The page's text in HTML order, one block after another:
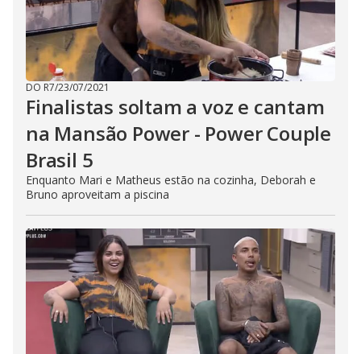
DO R7/23/07/2021
Finalistas soltam a voz e cantam
na Mansão Power - Power Couple
Brasil 5
Enquanto Mari e Matheus estão na cozinha, Deborah e
Bruno aproveitam a piscina